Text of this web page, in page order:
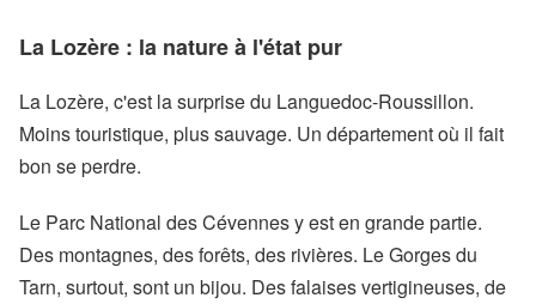
La Lozère : la nature à l'état pur
La Lozère, c'est la surprise du Languedoc-Roussillon.
Moins touristique, plus sauvage. Un département où il fait
bon se perdre.
Le Parc National des Cévennes y est en grande partie.
Des montagnes, des forêts, des rivières. Le Gorges du
Tarn, surtout, sont un bijou. Des falaises vertigineuses, de